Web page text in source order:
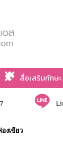
สื่อเสริมทักษะ
งเขียว